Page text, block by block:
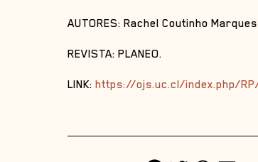
AUTORES: Rachel Coutinho
REVISTA: PLANEO.
LINK: https://ojs.uc.cl/index.php/